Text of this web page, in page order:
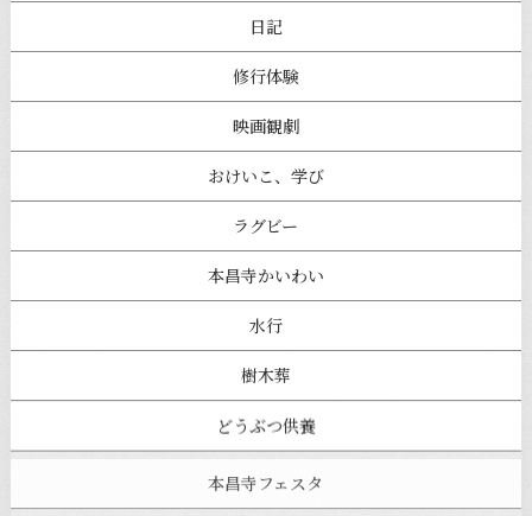
日記
修行体験
映画観劇
おけいこ、学び
ラグビー
本昌寺かいわい
水行
樹木葬
どうぶつ供養
本昌寺フェスタ